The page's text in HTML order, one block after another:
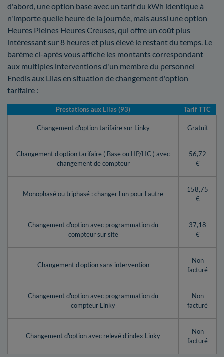
d'abord, une option base avec un tarif du kWh identique à
n'importe quelle heure de la journée, mais aussi une option
Heures Pleines Heures Creuses, qui offre un coût plus
intéressant sur 8 heures et plus élevé le restant du temps. Le
barème ci-après vous affiche les montants correspondant
aux multiples interventions d'un membre du personnel
Enedis aux Lilas en situation de changement d'option
tarifaire :
Prestations aux Lilas (93) Tarif TTC
Changement d'option tarifaire sur Linky Gratuit
Changement d'option tarifaire ( Base ou HP/HC ) avec
changement de compteur
56,72
€
Monophasé ou triphasé : changer l'un pour l'autre
158,75
€
Changement d'option avec programmation du
compteur sur site
37,18
€
Changement d'option sans intervention
Non
facturé
Changement d'option avec programmation du
compteur Linky
Non
facturé
Changement d'option avec relevé d’index Linky
Non
facturé